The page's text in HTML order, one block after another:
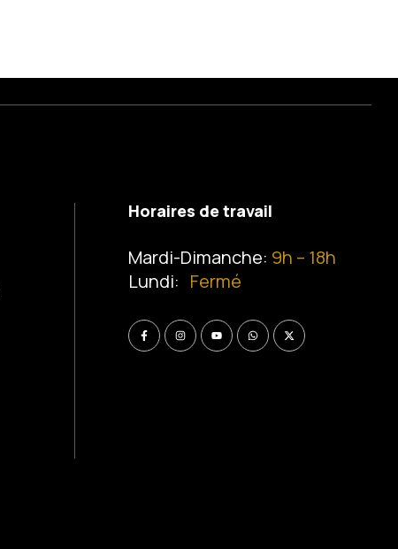
Horaires de travail
Mardi-Dimanche: 9h – 18h
Lundi: Fermé